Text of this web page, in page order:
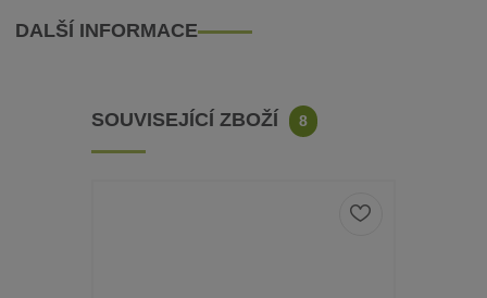
DALŠÍ INFORMACE
SOUVISEJÍCÍ ZBOŽÍ 8